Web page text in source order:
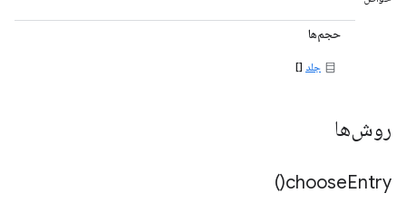
حجم‌ها
جلد []
روش‌ها
chooseEntry(
)